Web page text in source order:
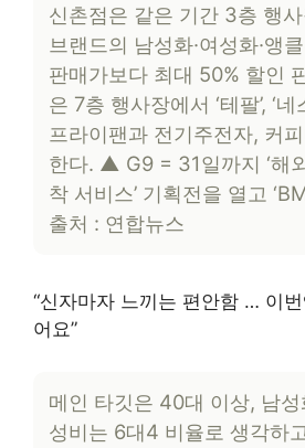
신촌점은 같은 기간 3층 행사
브랜드의 남성화·여성화·앵
판매가보다 최대 50% 할인
은 7층 행사장에서 ‘테팔’, ‘네
프라이팬과 전기주전자, 커
한다. ▲ G9 = 31일까지 ‘해
착 서비스’ 기획전을 열고
출처 : 연합뉴스
“신자마자 느끼는 편안함 … 이
어요”
메인 타깃은 40대 이상, 남
성비는 6대4 비율로 생각하